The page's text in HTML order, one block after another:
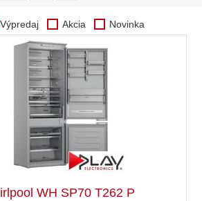
Výpredaj Akcia Novinka
WH SP70 T262 P